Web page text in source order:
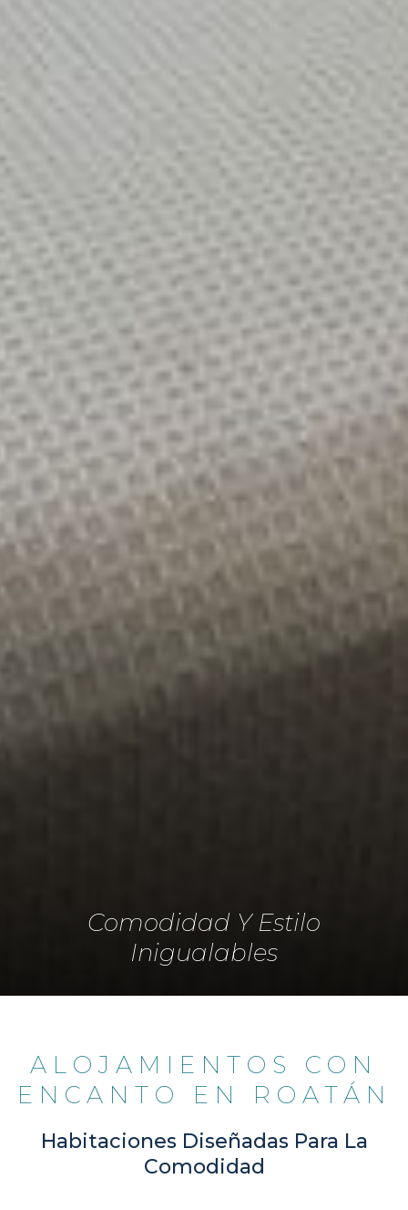
Comodidad Y Estilo
Inigualables
ALOJAMIENTOS CON
ENCANTO EN ROATÁN
Habitaciones Diseñadas Para La
Comodidad